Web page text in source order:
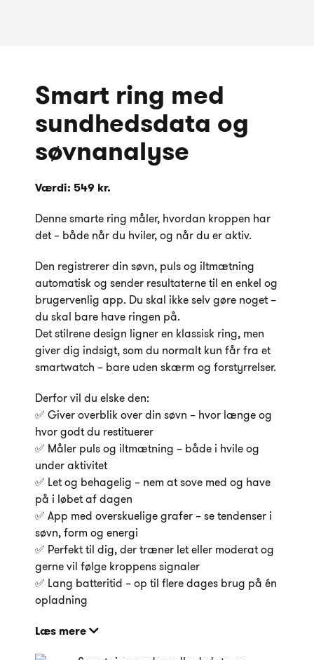
Smart ring med
sundhedsdata og
søvnanalyse
Værdi: 549 kr.
Denne smarte ring måler, hvordan kroppen har
det – både når du hviler, og når du er aktiv.
Den registrerer din søvn, puls og iltmætning
automatisk og sender resultaterne til en enkel og
brugervenlig app. Du skal ikke selv gøre noget –
du skal bare have ringen på.
Det stilrene design ligner en klassisk ring, men
giver dig indsigt, som du normalt kun får fra et
smartwatch – bare uden skærm og forstyrrelser.
Derfor vil du elske den:
✅ Giver overblik over din søvn – hvor længe og
hvor godt du restituerer
✅ Måler puls og iltmætning – både i hvile og
under aktivitet
✅ Let og behagelig – nem at sove med og have
på i løbet af dagen
✅ App med overskuelige grafer – se tendenser i
søvn, form og energi
✅ Perfekt til dig, der træner let eller moderat og
gerne vil følge kroppens signaler
✅ Lang batteritid – op til flere dages brug på én
opladning
Læs mere